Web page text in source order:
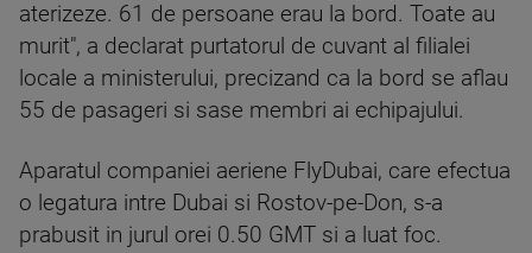
aterizeze. 61 de persoane erau la bord. Toate au
murit", a declarat purtatorul de cuvant al filialei
locale a ministerului, precizand ca la bord se aflau
55 de pasageri si sase membri ai echipajului.
Aparatul companiei aeriene FlyDubai, care efectua
o legatura intre Dubai si Rostov-pe-Don, s-a
prabusit in jurul orei 0.50 GMT si a luat foc.